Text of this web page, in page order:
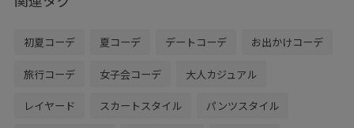
初夏コーデ 夏コーデ デートコーデ お出かけコーデ
旅行コーデ 女子会コーデ 大人カジュアル
レイヤード スカートスタイル パンツスタイル